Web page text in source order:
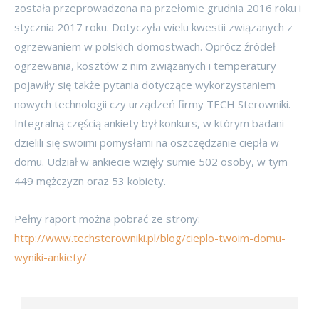
została przeprowadzona na przełomie grudnia 2016 roku i
stycznia 2017 roku. Dotyczyła wielu kwestii związanych z
ogrzewaniem w polskich domostwach. Oprócz źródeł
ogrzewania, kosztów z nim związanych i temperatury
pojawiły się także pytania dotyczące wykorzystaniem
nowych technologii czy urządzeń firmy TECH Sterowniki.
Integralną częścią ankiety był konkurs, w którym badani
dzielili się swoimi pomysłami na oszczędzanie ciepła w
domu. Udział w ankiecie wzięły sumie 502 osoby, w tym
449 mężczyzn oraz 53 kobiety.
Pełny raport można pobrać ze strony:
http://www.techsterowniki.pl/blog/cieplo-twoim-domu-
wyniki-ankiety/